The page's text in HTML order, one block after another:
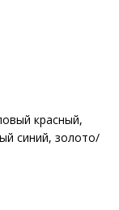
красный,
синий, золото/